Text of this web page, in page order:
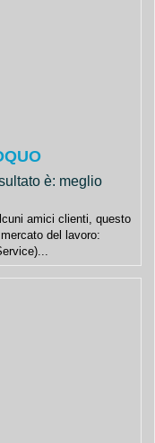
è: meglio
amici clienti, questo
del lavoro: